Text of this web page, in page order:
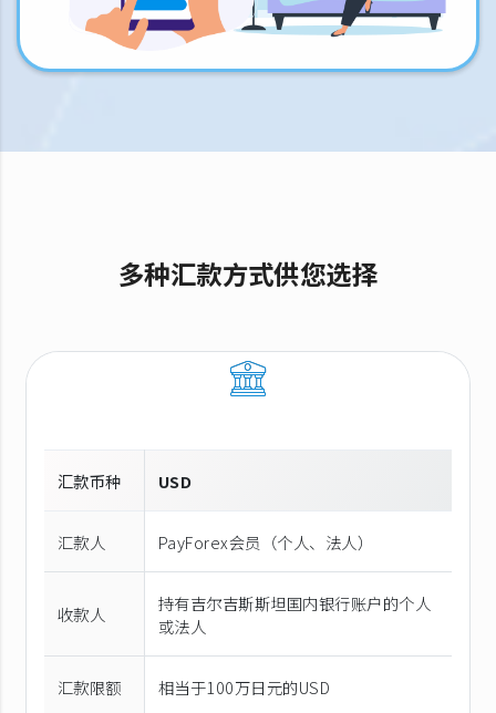
多种汇款方式供您选择
汇款币种 USD
汇款人 PayForex会员（个人、法人）
收款人
持有吉尔吉斯斯坦国内银行账户的个人
或法人
汇款限额 相当于100万日元的USD